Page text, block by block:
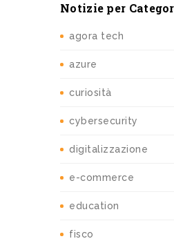
Notizie per
agora tech
azure
curiosità
cybersecurity
digitalizzazione
e-commerce
education
fisco